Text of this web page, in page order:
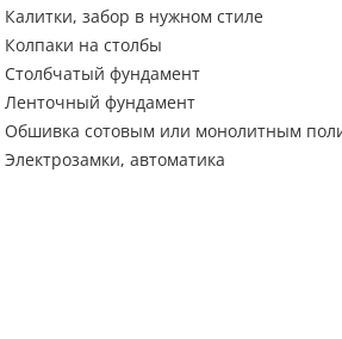
Калитки, забор в нужном стиле
Колпаки на столбы
Столбчатый фундамент
Ленточный фундамент
Обшивка сотовым или монолитным
Электрозамки, автоматика